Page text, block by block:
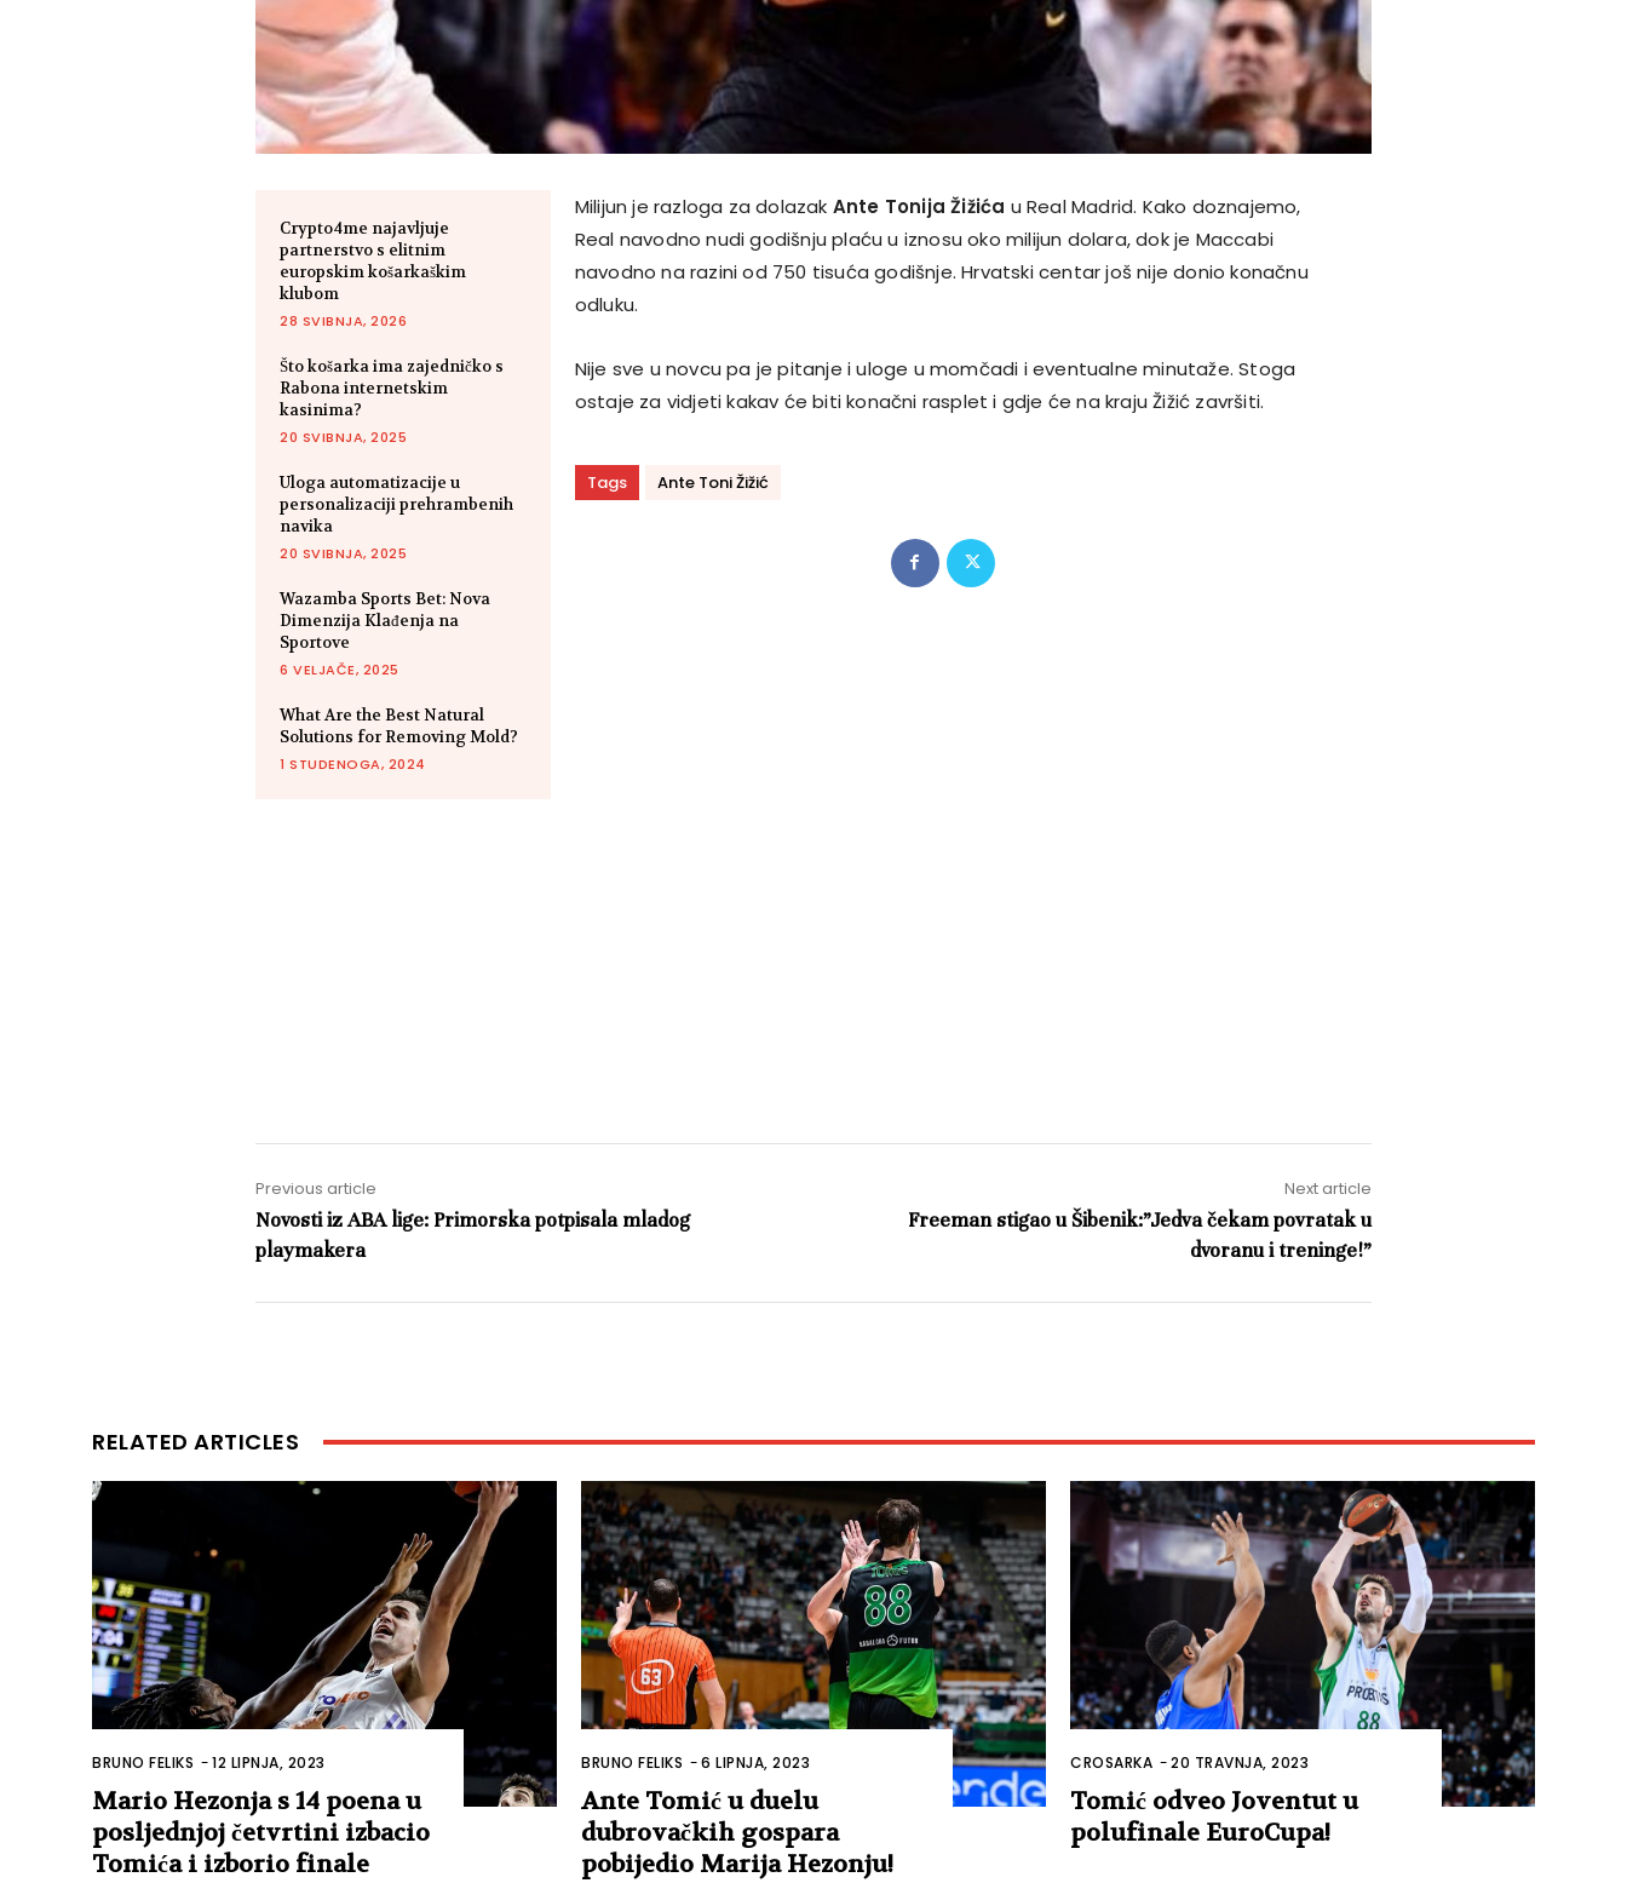
Crypto4me najavljuje
partnerstvo s elitnim
europskim košarkaškim
klubom
28 SVIBNJA, 2026
Što košarka ima zajedničko s
Rabona internetskim
kasinima?
20 SVIBNJA, 2025
Uloga automatizacije u
personalizaciji prehrambenih
navika
20 SVIBNJA, 2025
Wazamba Sports Bet: Nova
Dimenzija Klađenja na
Sportove
6 VELJAČE, 2025
What Are the Best Natural
Solutions for Removing Mold?
1 STUDENOGA, 2024
Milijun je razloga za dolazak Ante Tonija Žižića u Real Madrid. Kako doznajemo,
Real navodno nudi godišnju plaću u iznosu oko milijun dolara, dok je Maccabi
navodno na razini od 750 tisuća godišnje. Hrvatski centar još nije donio konačnu
odluku.
Nije sve u novcu pa je pitanje i uloge u momčadi i eventualne minutaže. Stoga
ostaje za vidjeti kakav će biti konačni rasplet i gdje će na kraju Žižić završiti.
Tags Ante Toni Žižić
Previous article
Novosti iz ABA lige: Primorska potpisala mladog
playmakera
Next article
Freeman stigao u Šibenik:”Jedva čekam povratak u
dvoranu i treninge!”
RELATED ARTICLES
BRUNO FELIKS -12 LIPNJA, 2023
Mario Hezonja s 14 poena u
posljednjoj četvrtini izbacio
Tomića i izborio finale
BRUNO FELIKS -6 LIPNJA, 2023
Ante Tomić u duelu
dubrovačkih gospara
pobijedio Marija Hezonju!
CROSARKA -20 TRAVNJA, 2023
Tomić odveo Joventut u
polufinale EuroCupa!